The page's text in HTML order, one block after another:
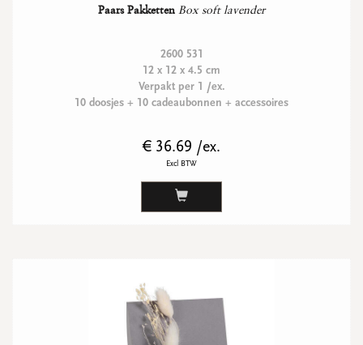
Paars Pakketten Box soft lavender
2600 531
12 x 12 x 4.5 cm
Verpakt per 1 /ex.
10 doosjes + 10 cadeaubonnen + accessoires
€ 36.69 /ex.
Excl BTW